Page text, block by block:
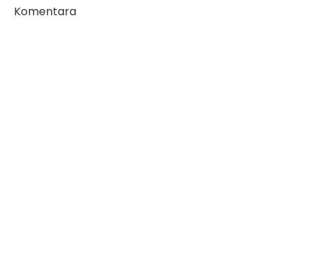
Komentara